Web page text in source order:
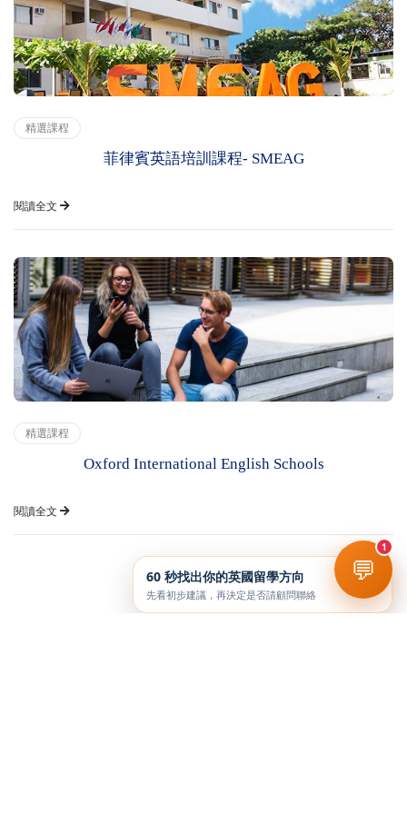
精選課程
菲律賓英語培訓課程- SMEAG
閱讀全文
精選課程
Oxford International English Schools
閱讀全文
60 秒找出你的英國留學方向
先看初步建議，再決定是否請顧問聯絡
💬
1